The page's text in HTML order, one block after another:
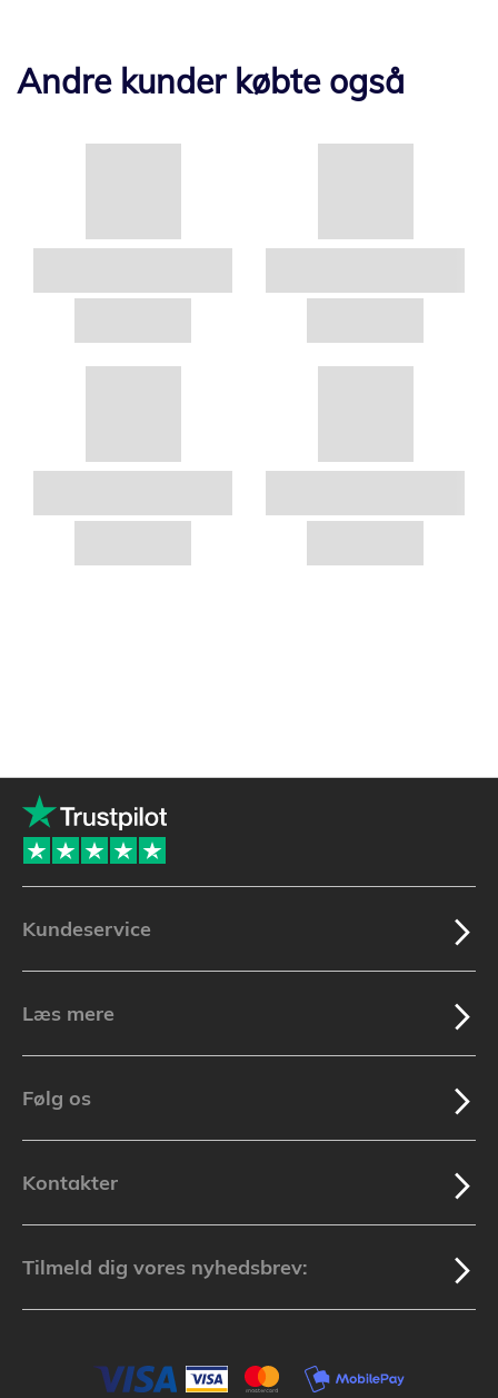
Andre kunder købte også
Kundeservice
Læs mere
Følg os
Kontakter
Tilmeld dig vores nyhedsbrev: